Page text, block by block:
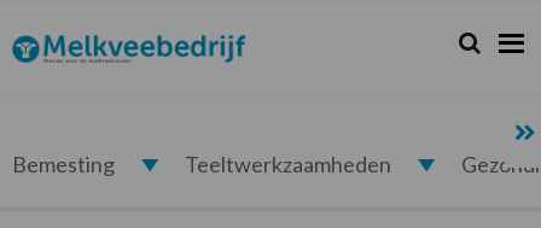
de
hoofdnavigatie
de
hoofd
de
eerste
de
voettekst
Melkveebedrijf.nl Zoeken...
Zoek
Bemesting Teeltwerkzaamheden